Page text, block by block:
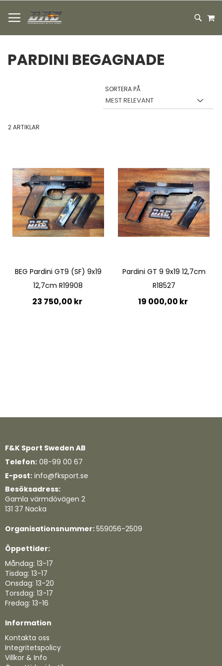
TILL
INNEHÅLLET
PARDINI BEGAGNADE
2ARTIKLAR
SORTERA PÅ
BEG Pardini GT9 (SF) 9x19
12,7cm R19908
23 750,00 kr
Pardini GT 9 9x19 12,7cm
R18527
19 000,00 kr
F&K Sport Sweden AB
Telefon: 08-99 00 67
E-post: info@fksport.se
Besöksadress:
Gamla värmdövägen 2
131 37 Nacka
Organisationsnummer:559056-2509
Öppettider:
Måndag: 13-17
Tisdag: 13-17
Onsdag: 13-20
Torsdag: 13-17
Fredag: 13-16
Information
Kontakta oss
Integritetspolicy
Villkor & Info